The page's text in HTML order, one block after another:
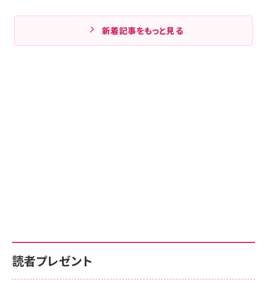
新着記事をもっと見る
読者プレゼント